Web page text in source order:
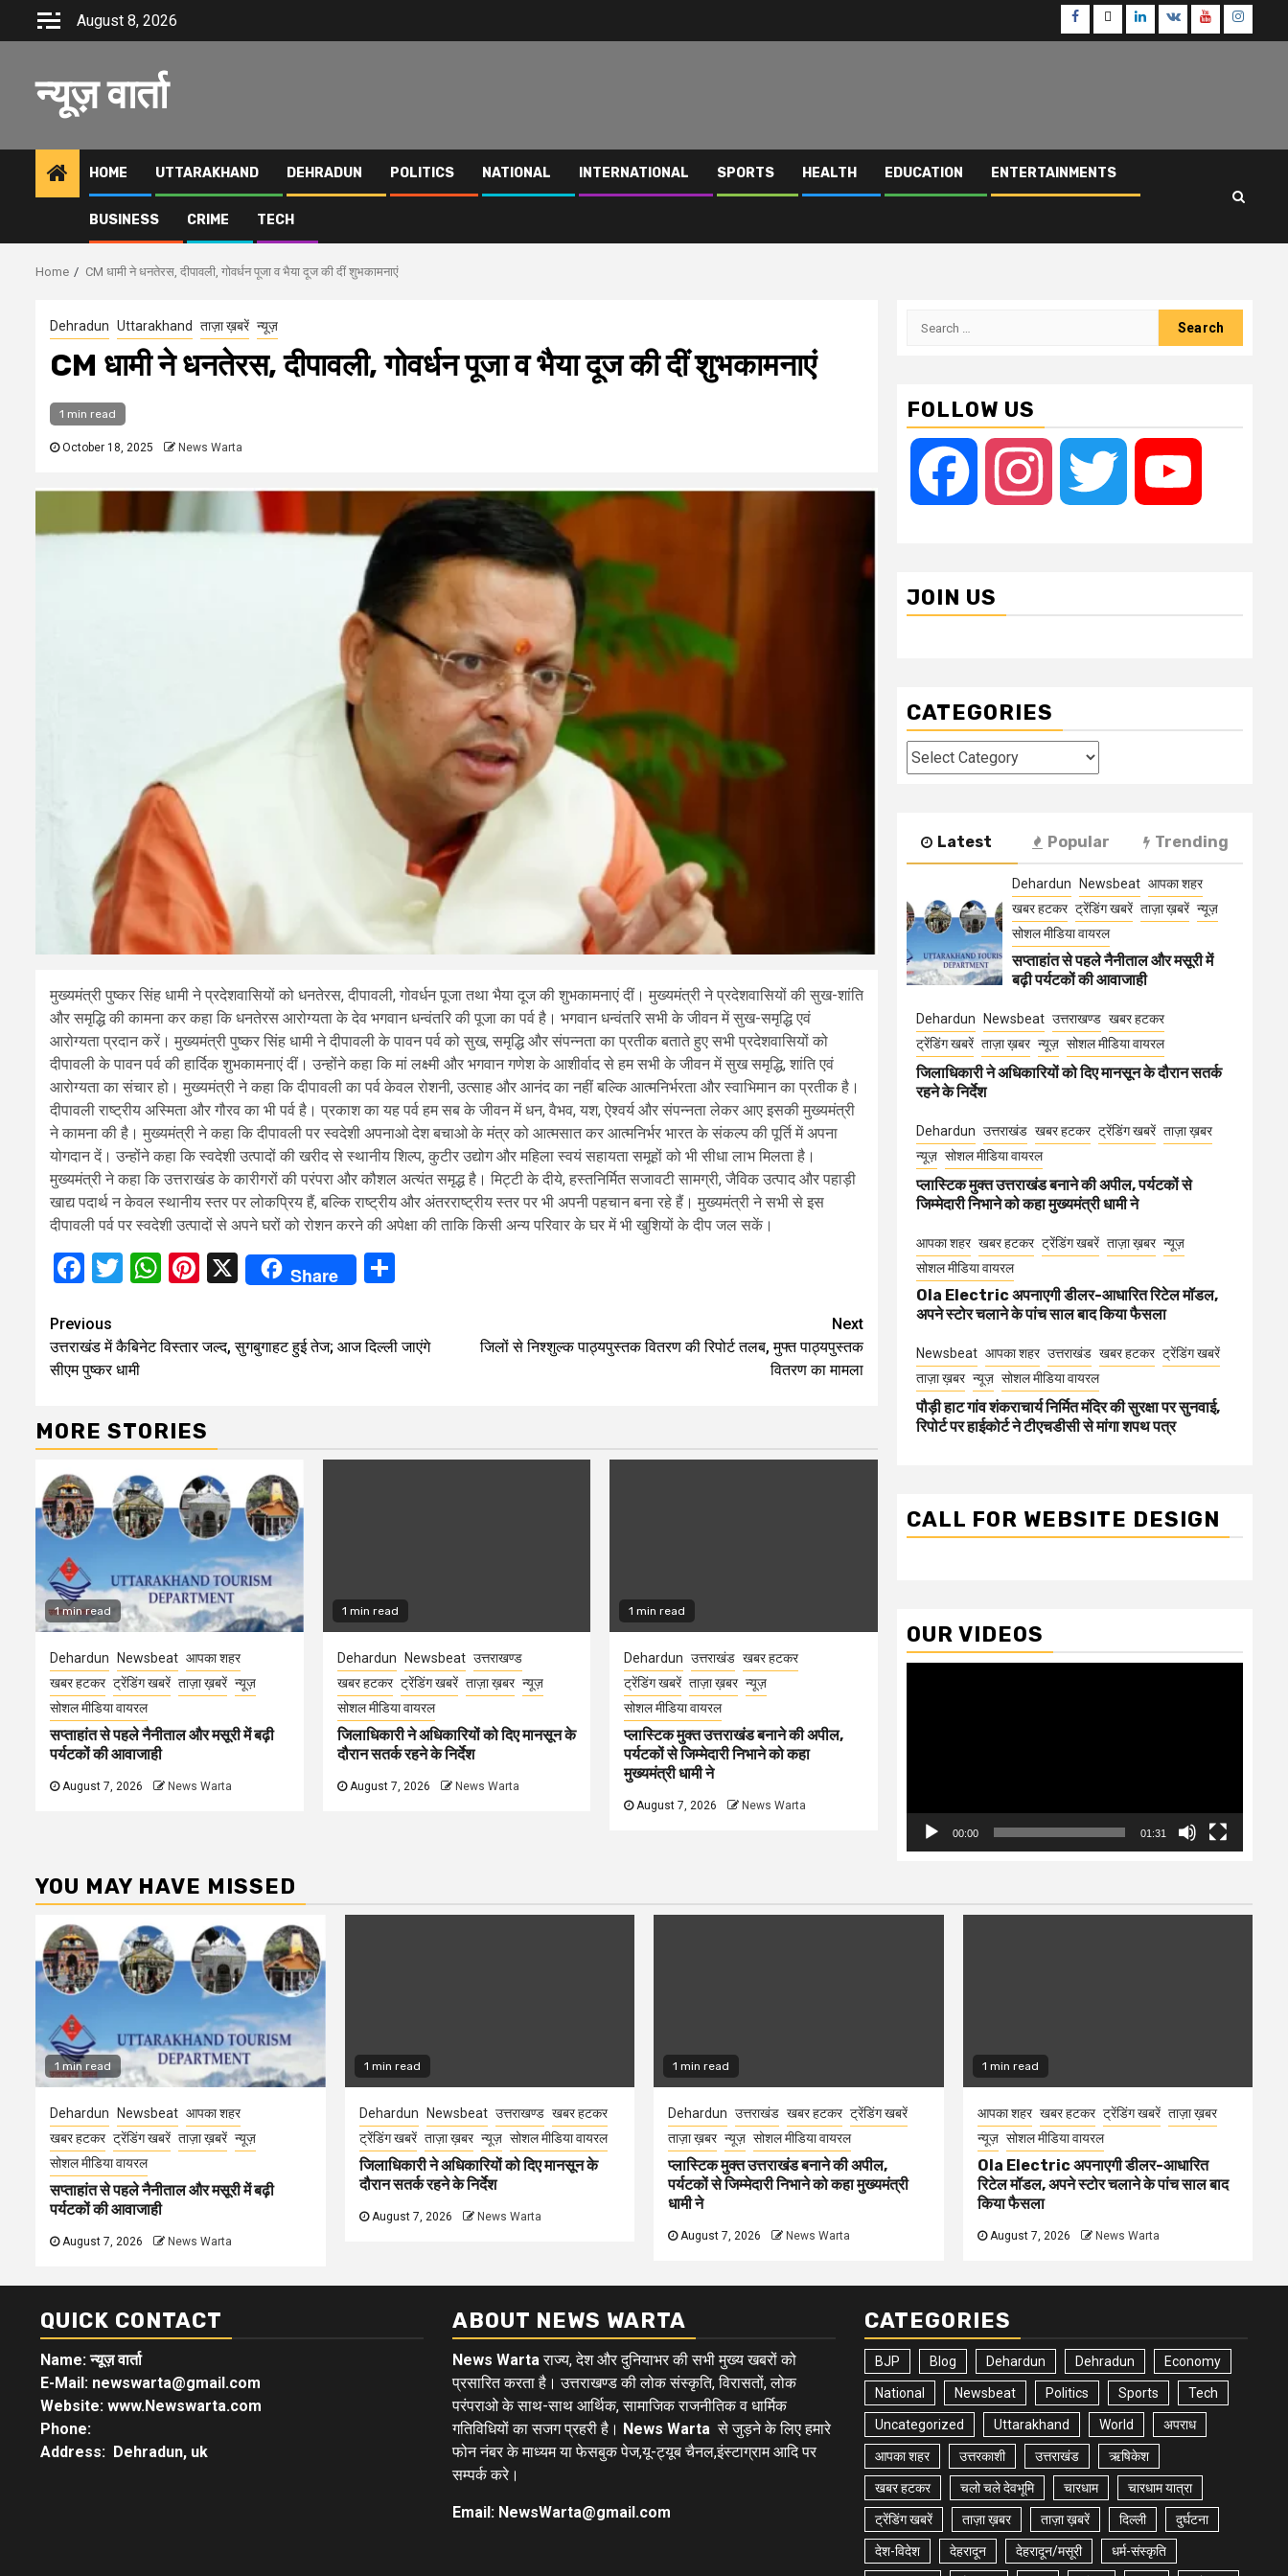
August 8, 2026 Facebook
TwitterLinkedin
VK Youtube
न्यूज़ वार्ता
HOME UTTARAKHAND DEHRADUN POLITICS NATIONAL INTERNATIONAL SPORTS HEALTH EDUCATION ENTERTAINMENTS
BUSINESS CRIME TECH
Home CM धामी ने धनतेरस, दीपावली, गोवर्धन पूजा व भैया दूज की दीं शुभकामनाएं
Dehradun Uttarakhand ताज़ा ख़बरें न्यूज़
CM धामी ने धनतेरस, दीपावली, गोवर्धन पूजा व भैया दूज की दीं शुभकामनाएं
1 min read
October 18, 2025 News Warta
मुख्यमंत्री पुष्कर सिंह धामी ने प्रदेशवासियों को धनतेरस, दीपावली, गोवर्धन पूजा तथा भैया दूज की शुभकामनाएं दीं। मुख्यमंत्री ने प्रदेशवासियों की सुख-शांति
और समृद्धि की कामना कर कहा कि धनतेरस आरोग्यता के देव भगवान धन्वंतरि की पूजा का पर्व है। भगवान धन्वंतरि सभी के जीवन में सुख-समृद्धि एवं
आरोग्यता प्रदान करें। मुख्यमंत्री पुष्कर सिंह धामी ने दीपावली के पावन पर्व को सुख, समृद्धि और संपन्नता का प्रतीक बताते हुए सभी प्रदेशवासियों को
दीपावली के पावन पर्व की हार्दिक शुभकामनाएं दीं। उन्होंने कहा कि मां लक्ष्मी और भगवान गणेश के आशीर्वाद से हम सभी के जीवन में सुख समृद्धि, शांति एवं
आरोग्यता का संचार हो। मुख्यमंत्री ने कहा कि दीपावली का पर्व केवल रोशनी, उत्साह और आनंद का नहीं बल्कि आत्मनिर्भरता और स्वाभिमान का प्रतीक है।
दीपावली राष्ट्रीय अस्मिता और गौरव का भी पर्व है। प्रकाश का यह पर्व हम सब के जीवन में धन, वैभव, यश, ऐश्वर्य और संपन्नता लेकर आए इसकी मुख्यमंत्री
ने कामना की है। मुख्यमंत्री ने कहा कि दीपावली पर स्वदेशी अपनाओ देश बचाओ के मंत्र को आत्मसात कर आत्मनिर्भर भारत के संकल्प की पूर्ति में अपना
योगदान दें। उन्होंने कहा कि स्वदेशी उत्पादों की खरीद से स्थानीय शिल्प, कुटीर उद्योग और महिला स्वयं सहायता समूहों को भी सीधा लाभ मिलता है।
मुख्यमंत्री ने कहा कि उत्तराखंड के कारीगरों की परंपरा और कौशल अत्यंत समृद्ध है। मिट्टी के दीये, हस्तनिर्मित सजावटी सामग्री, जैविक उत्पाद और पहाड़ी
खाद्य पदार्थ न केवल स्थानीय स्तर पर लोकप्रिय हैं, बल्कि राष्ट्रीय और अंतरराष्ट्रीय स्तर पर भी अपनी पहचान बना रहे हैं। मुख्यमंत्री ने सभी से इस
दीपावली पर्व पर स्वदेशी उत्पादों से अपने घरों को रोशन करने की अपेक्षा की ताकि किसी अन्य परिवार के घर में भी खुशियों के दीप जल सकें।
Facebook
Twitter
WhatsApp
Pinterest
X Share
Continue
Reading
Previous
उत्तराखंड में कैबिनेट विस्तार जल्द, सुगबुगाहट हुई तेज; आज दिल्ली जाएंगे
सीएम पुष्कर धामी
Next
जिलों से निश्शुल्क पाठ्यपुस्तक वितरण की रिपोर्ट तलब, मुफ्त पाठ्यपुस्तक
वितरण का मामला
MORE STORIES
1 min read
Dehardun Newsbeat आपका शहर
खबर हटकर ट्रेंडिंग खबरें ताज़ा ख़बरें न्यूज़
सोशल मीडिया वायरल
सप्ताहांत से पहले नैनीताल और मसूरी में बढ़ी
पर्यटकों की आवाजाही
August 7, 2026 News Warta
1 min read
Dehardun Newsbeat उत्तराखण्ड
खबर हटकर ट्रेंडिंग खबरें ताज़ा ख़बर न्यूज़
सोशल मीडिया वायरल
जिलाधिकारी ने अधिकारियों को दिए मानसून के
दौरान सतर्क रहने के निर्देश
August 7, 2026 News Warta
1 min read
Dehardun उत्तराखंड खबर हटकर
ट्रेंडिंग खबरें ताज़ा ख़बर न्यूज़
सोशल मीडिया वायरल
प्लास्टिक मुक्त उत्तराखंड बनाने की अपील,
पर्यटकों से जिम्मेदारी निभाने को कहा
मुख्यमंत्री धामी ने
August 7, 2026 News Warta
Search
FOLLOW US
Facebook Instagram Twitter
JOIN US
CATEGORIES
Categories
Latest Popular Trending
Dehardun Newsbeat आपका शहर
खबर हटकर ट्रेंडिंग खबरें ताज़ा ख़बरें न्यूज़
सोशल मीडिया वायरल
सप्ताहांत से पहले नैनीताल और मसूरी में
बढ़ी पर्यटकों की आवाजाही
Dehardun Newsbeat उत्तराखण्ड खबर हटकर
ट्रेंडिंग खबरें ताज़ा ख़बर न्यूज़ सोशल मीडिया वायरल
जिलाधिकारी ने अधिकारियों को दिए मानसून के दौरान सतर्क
रहने के निर्देश
Dehardun उत्तराखंड खबर हटकर ट्रेंडिंग खबरें ताज़ा ख़बर
न्यूज़ सोशल मीडिया वायरल
प्लास्टिक मुक्त उत्तराखंड बनाने की अपील, पर्यटकों से
जिम्मेदारी निभाने को कहा मुख्यमंत्री धामी ने
आपका शहर खबर हटकर ट्रेंडिंग खबरें ताज़ा ख़बर न्यूज़
सोशल मीडिया वायरल
Ola Electric अपनाएगी डीलर-आधारित रिटेल मॉडल,
अपने स्टोर चलाने के पांच साल बाद किया फैसला
Newsbeat आपका शहर उत्तराखंड खबर हटकर ट्रेंडिंग खबरें
ताज़ा ख़बर न्यूज़ सोशल मीडिया वायरल
पौड़ी हाट गांव शंकराचार्य निर्मित मंदिर की सुरक्षा पर सुनवाई,
रिपोर्ट पर हाईकोर्ट ने टीएचडीसी से मांगा शपथ पत्र
CALL FOR WEBSITE DESIGN
OUR VIDEOS
00:00 01:31
YOU MAY HAVE MISSED
1 min read
Dehardun Newsbeat आपका शहर
खबर हटकर ट्रेंडिंग खबरें ताज़ा ख़बरें न्यूज़
सोशल मीडिया वायरल
सप्ताहांत से पहले नैनीताल और मसूरी में बढ़ी
पर्यटकों की आवाजाही
August 7, 2026 News Warta
1 min read
Dehardun Newsbeat उत्तराखण्ड खबर हटकर
ट्रेंडिंग खबरें ताज़ा ख़बर न्यूज़ सोशल मीडिया वायरल
जिलाधिकारी ने अधिकारियों को दिए मानसून के
दौरान सतर्क रहने के निर्देश
August 7, 2026 News Warta
1 min read
Dehardun उत्तराखंड खबर हटकर ट्रेंडिंग खबरें
ताज़ा ख़बर न्यूज़ सोशल मीडिया वायरल
प्लास्टिक मुक्त उत्तराखंड बनाने की अपील,
पर्यटकों से जिम्मेदारी निभाने को कहा मुख्यमंत्री
धामी ने
August 7, 2026 News Warta
1 min read
आपका शहर खबर हटकर ट्रेंडिंग खबरें ताज़ा ख़बर
न्यूज़ सोशल मीडिया वायरल
Ola Electric अपनाएगी डीलर-आधारित
रिटेल मॉडल, अपने स्टोर चलाने के पांच साल बाद
किया फैसला
August 7, 2026 News Warta
QUICK CONTACT
Name: न्यूज़ वार्ता
E-Mail: newswarta@gmail.com
Website: www.Newswarta.com
Phone:
Address: Dehradun, uk
ABOUT NEWS WARTA
News Wartaराज्य, देश और दुनियाभर की सभी मुख्य खबरों को
प्रसारित करता है। उत्तराखण्ड की लोक संस्कृति, विरासतों, लोक
परंपराओ के साथ-साथ आर्थिक, सामाजिक राजनीतिक व धार्मिक
गतिविधियों का सजग प्रहरी है। News Warta से जुड़ने के लिए हमारे
फोन नंबर के माध्यम या फेसबुक पेज,यू-ट्यूब चैनल,इंस्टाग्राम आदि पर
सम्पर्क करे।
Email: NewsWarta@gmail.com
CATEGORIES
BJP Blog Dehardun Dehradun Economy
National Newsbeat Politics Sports Tech
Uncategorized Uttarakhand World अपराध
आपका शहर उत्तरकाशी उत्तराखंड ऋषिकेश
खबर हटकर चलो चले देवभूमि चारधाम चारधाम यात्रा
ट्रेंडिंग खबरें ताज़ा ख़बर ताज़ा ख़बरें दिल्ली दुर्घटना
देश-विदेश देहरादून देहरादून/मसूरी धर्म-संस्कृति